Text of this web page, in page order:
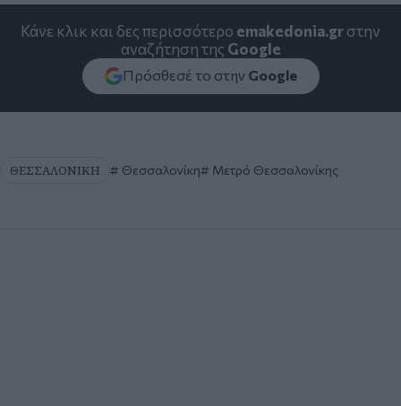
Κάνε κλικ και δες περισσότερο emakedonia.grστην
αναζήτηση της Google
Πρόσθεσέ το στην Google
ΘΕΣΣΑΛΟΝΙΚΗ Θεσσαλονίκη Μετρό Θεσσαλονίκης